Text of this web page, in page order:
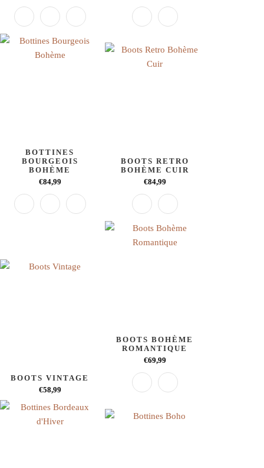
BOTTINES
BOURGEOIS
BOHÈME
€84,99
BOOTS RETRO
BOHÈME CUIR
€84,99
BOOTS VINTAGE
€58,99
BOOTS BOHÈME
ROMANTIQUE
€69,99